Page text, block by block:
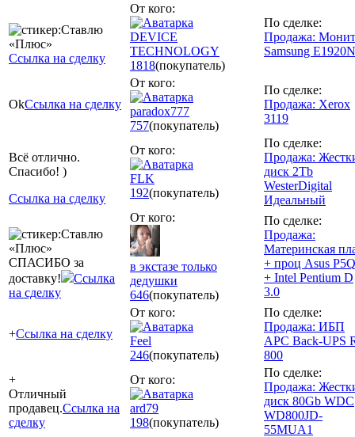
Ссылка на сделку
От кого:
DEVICE
TECHNOLOGY
1818(покупатель)
По сделке:
Продажа:
Samsung
OkСсылка на сделку
От кого:
paradox777
757(покупатель)
По сделке:
Продажа: Xerox
3119
Всё отлично.
Спасибо! )
Ссылка на сделку
От кого:
FLK
192(покупатель)
По сделке:
Продажа:
диск 2Tb
WesterDigital
Идеальный
СПАСИБО за
доставку!
Ссылка
на сделку
От кого:
в экстазе только
дедушки
646(покупатель)
По сделке:
Продажа:
Материнская
+ проц Asus
+ Intel Pentium D
3.0
+Ссылка на сделку
От кого:
Feel
246(покупатель)
По сделке:
Продажа: ИБП
APC Back-UPS
800
+
Отличный
продавец.Ссылка на
сделку
От кого:
ard79
198(покупатель)
По сделке:
Продажа:
диск 80Gb WDC
WD800JD-
55MUA1